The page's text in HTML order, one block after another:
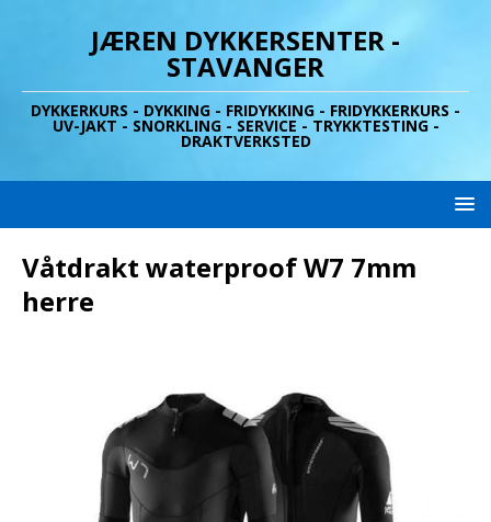
JÆREN DYKKERSENTER -
STAVANGER
DYKKERKURS - DYKKING - FRIDYKKING - FRIDYKKERKURS -
UV-JAKT - SNORKLING - SERVICE - TRYKKTESTING -
DRAKTVERKSTED
Våtdrakt waterproof W7 7mm
herre